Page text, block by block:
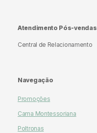
Atendimento Pós-vendas
Central de Relacionamento
Navegação
Promoções
Cama Montessoriana
Poltronas